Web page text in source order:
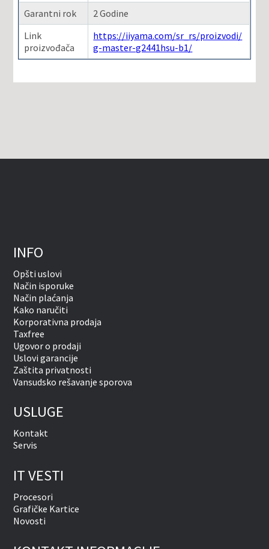
Garantni rok
2 Godine
Link
proizvođača
https://iiyama.com/sr_rs/proizvodi/
g-master-g2441hsu-b1/
INFO
Opšti uslovi
Način isporuke
Način plaćanja
Kako naručiti
Korporativna prodaja
Taxfree
Ugovor o prodaji
Uslovi garancije
Zaštita privatnosti
Vansudsko rešavanje sporova
USLUGE
Kontakt
Servis
IT VESTI
Procesori
Grafičke Kartice
Novosti